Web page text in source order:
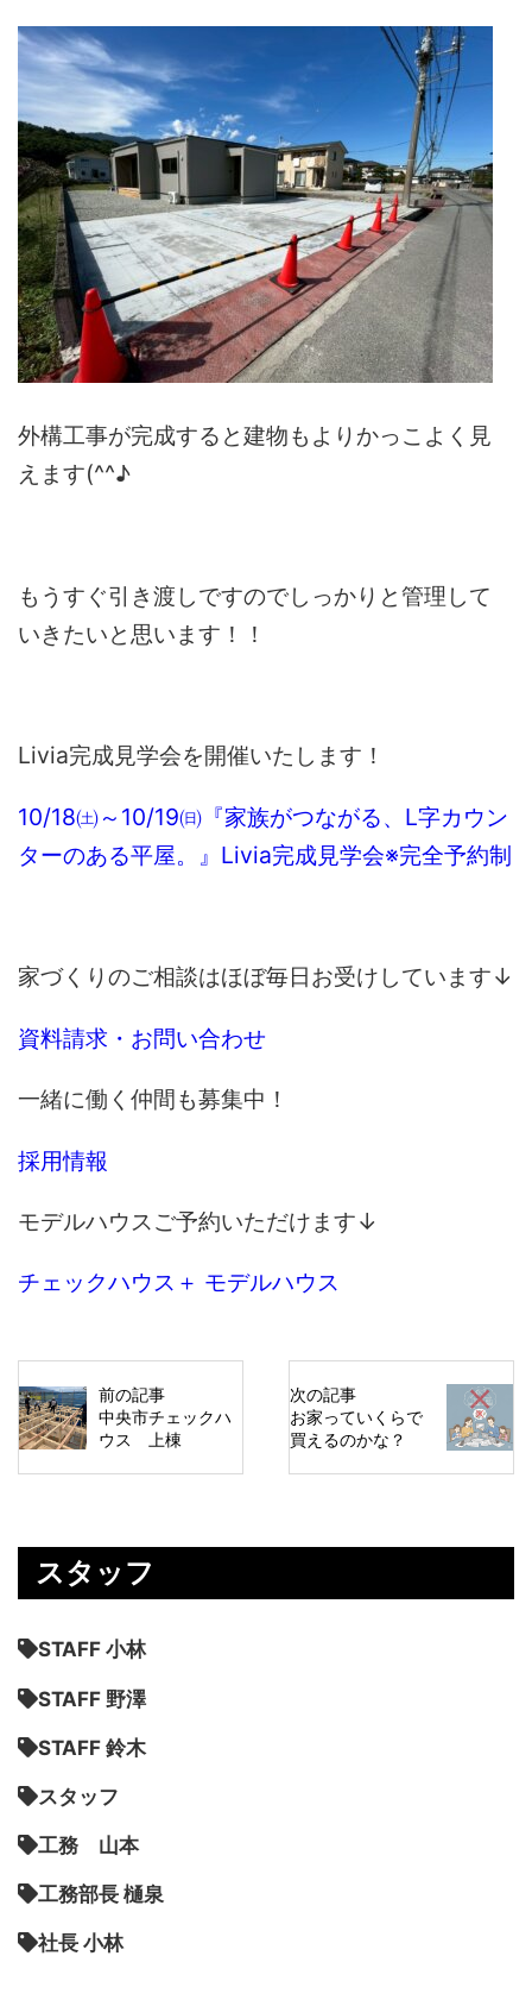
外構工事が完成すると建物もよりかっこよく見
えます(^^♪
もうすぐ引き渡しですのでしっかりと管理して
いきたいと思います！！
Livia完成見学会を開催いたします！
10/18㈯～10/19㈰『家族がつながる、L字カウン
ターのある平屋。』Livia完成見学会※完全予約制
家づくりのご相談はほぼ毎日お受けしています↓
資料請求・お問い合わせ
一緒に働く仲間も募集中！
採用情報
モデルハウスご予約いただけます↓
チェックハウス＋ モデルハウス
前の記事
中央市チェックハ
ウス 上棟
次の記事
お家っていくらで
買えるのかな？
スタッフ
STAFF 小林
STAFF 野澤
STAFF 鈴木
スタッフ
工務 山本
工務部長 樋泉
社長 小林